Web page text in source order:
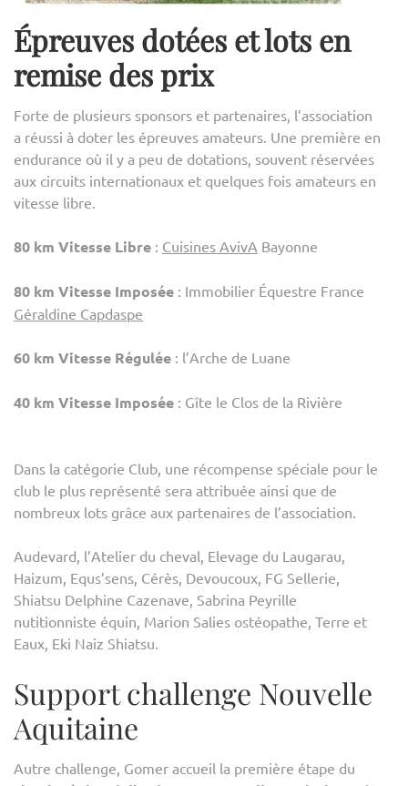
Épreuves dotées et lots en
remise des prix
Forte de plusieurs sponsors et partenaires, l’association
a réussi à doter les épreuves amateurs. Une première en
endurance où il y a peu de dotations, souvent réservées
aux circuits internationaux et quelques fois amateurs en
vitesse libre.
80 km Vitesse Libre : Cuisines AvivA Bayonne
80 km Vitesse Imposée : Immobilier Équestre France
Géraldine Capdaspe
60 km Vitesse Régulée : l’Arche de Luane
40 km Vitesse Imposée : Gîte le Clos de la Rivière
Dans la catégorie Club, une récompense spéciale pour le
club le plus représenté sera attribuée ainsi que de
nombreux lots grâce aux partenaires de l’association.
Audevard, l’Atelier du cheval, Elevage du Laugarau,
Haizum, Equs’sens, Cérès, Devoucoux, FG Sellerie,
Shiatsu Delphine Cazenave, Sabrina Peyrille
nutitionniste équin, Marion Salies ostéopathe, Terre et
Eaux, Eki Naiz Shiatsu.
Support challenge Nouvelle
Aquitaine
Autre challenge, Gomer accueil la première étape du